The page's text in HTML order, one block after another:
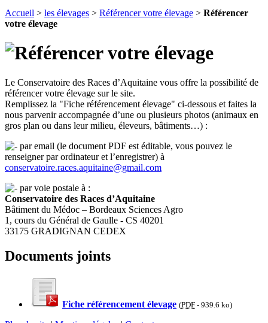
Accueil > les élevages > Référencer votre élevage > Référencer
votre élevage
Le Conservatoire des Races d’Aquitaine vous offre la possibilité de
référencer votre élevage sur le site.
Remplissez la "Fiche référencement élevage" ci-dessous et faites la
nous parvenir accompagnée d’une ou plusieurs photos (animaux en
gros plan ou dans leur milieu, éleveurs, bâtiments…) :
par email (le document PDF est éditable, vous pouvez le
renseigner par ordinateur et l’enregistrer) à
conservatoire.races.aquitaine@gmail.com
par voie postale à :
Conservatoire des Races d’Aquitaine
Bâtiment du Médoc – Bordeaux Sciences Agro
1, cours du Général de Gaulle - CS 40201
33175 GRADIGNAN CEDEX
Documents joints
Fiche référencement élevage (PDF - 939.6 ko)